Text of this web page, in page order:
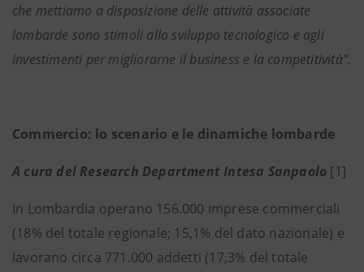
che mettiamo a disposizione delle attività associate
lombarde sono stimoli allo sviluppo tecnologico e agli
investimenti per migliorarne il business e la competitività”.
Commercio: lo scenario e le dinamiche lombarde
A cura del Research Department Intesa Sanpaolo [1]
In Lombardia operano 156.000 imprese commerciali
(18% del totale regionale; 15,1% del dato nazionale) e
lavorano circa 771.000 addetti (17,3% del totale